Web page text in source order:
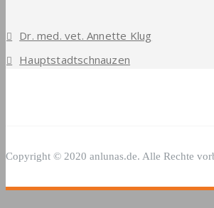
Dr. med. vet. Annette Klug
Hauptstadtschnauzen
Copyright © 2020 anlunas.de. Alle Rechte